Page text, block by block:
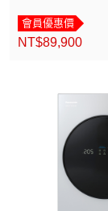
會員優惠價
NT$89,900